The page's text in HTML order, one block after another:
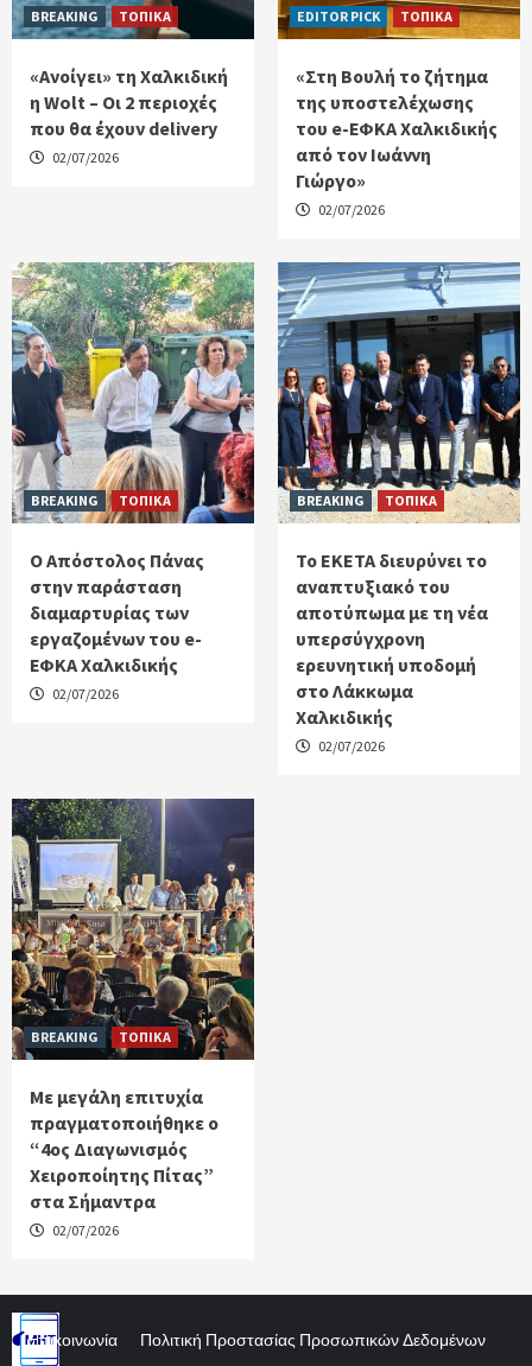
BREAKING ΤΟΠΙΚΑ
«Ανοίγει» τη Χαλκιδική
η Wolt – Οι 2 περιοχές
που θα έχουν delivery
02/07/2026
EDITOR PICK ΤΟΠΙΚΑ
«Στη Βουλή το ζήτημα
της υποστελέχωσης
του e-ΕΦΚΑ Χαλκιδικής
από τον Ιωάννη
Γιώργο»
02/07/2026
BREAKING ΤΟΠΙΚΑ
Ο Απόστολος Πάνας
στην παράσταση
διαμαρτυρίας των
εργαζομένων του e-
ΕΦΚΑ Χαλκιδικής
02/07/2026
BREAKING ΤΟΠΙΚΑ
Το ΕΚΕΤΑ διευρύνει το
αναπτυξιακό του
αποτύπωμα με τη νέα
υπερσύγχρονη
ερευνητική υποδομή
στο Λάκκωμα
Χαλκιδικής
02/07/2026
BREAKING ΤΟΠΙΚΑ
Με μεγάλη επιτυχία
πραγματοποιήθηκε ο
“4ος Διαγωνισμός
Χειροποίητης Πίτας”
στα Σήμαντρα
02/07/2026
Επικοινωνία Πολιτική Προστασίας Προσωπικών Δεδομένων